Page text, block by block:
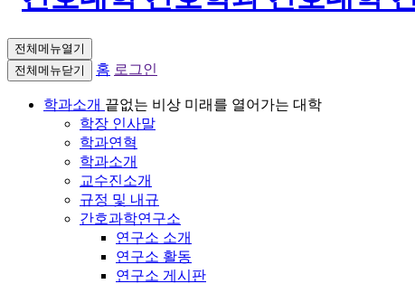
전체메뉴열기
전체메뉴닫기
홈 로그인
학과소개 끝없는 비상 미래를 열어가는 대학
학장 인사말
학과연혁
학과소개
교수진소개
규정 및 내규
간호과학연구소
연구소 소개
연구소 활동
연구소 게시판